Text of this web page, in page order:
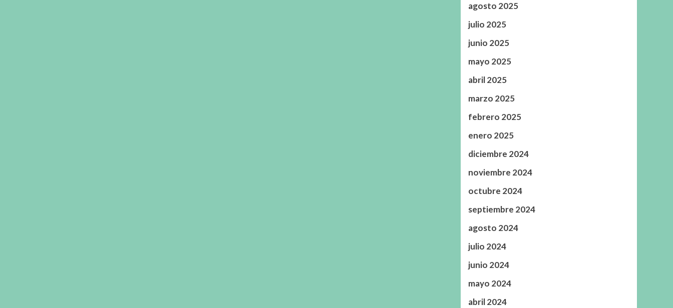
agosto 2025
julio 2025
junio 2025
mayo 2025
abril 2025
marzo 2025
febrero 2025
enero 2025
diciembre 2024
noviembre 2024
octubre 2024
septiembre 2024
agosto 2024
julio 2024
junio 2024
mayo 2024
abril 2024